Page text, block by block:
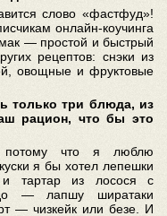
слово «фастфуд»!
онлайн-коучинга
— простой и быстрый
рецептов: снэки из
овощные и фруктовые
только три блюда, из
рацион, что бы это
потому что я люблю
я бы хотел лепешки
тартар из лосося с
— лапшу ширатаки
— чизкейк или безе. И